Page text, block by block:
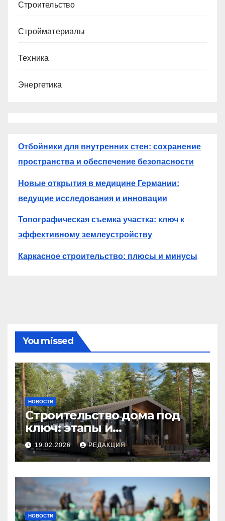
Строительство
Стройматериалы
Техника
Энергетика
Отбойники для внутренних стен: сохранение
пространства и обеспечение безопасности
Новые открытия в медицине Германии:
ведущие исследования и инновации
Топографическая съемка участка: ключ к
эффективному землеустройству
Каркасное строительство: плюсы и минусы
You missed
НОВОСТИ
Строительство дома под
ключ: этапы и
планирование бюджета
19.02.2026 РЕДАКЦИЯ
НОВОСТИ